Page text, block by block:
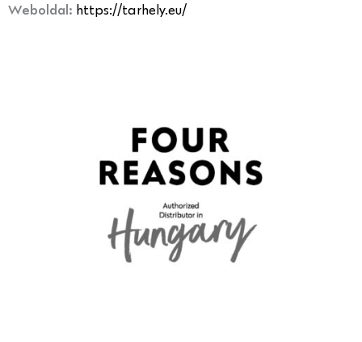
Weboldal: https://tarhely.eu/